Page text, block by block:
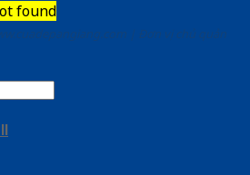
found
| Đơn vị chủ quản